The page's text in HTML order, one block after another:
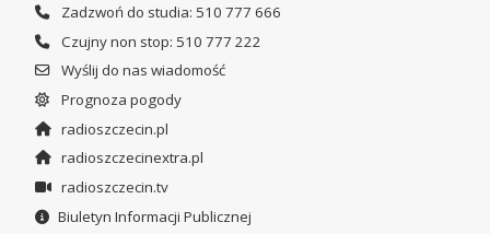
Zadzwoń do studia: 510 777 666
Czujny non stop: 510 777 222
Wyślij do nas wiadomość
Prognoza pogody
radioszczecin.pl
radioszczecinextra.pl
radioszczecin.tv
Biuletyn Informacji Publicznej